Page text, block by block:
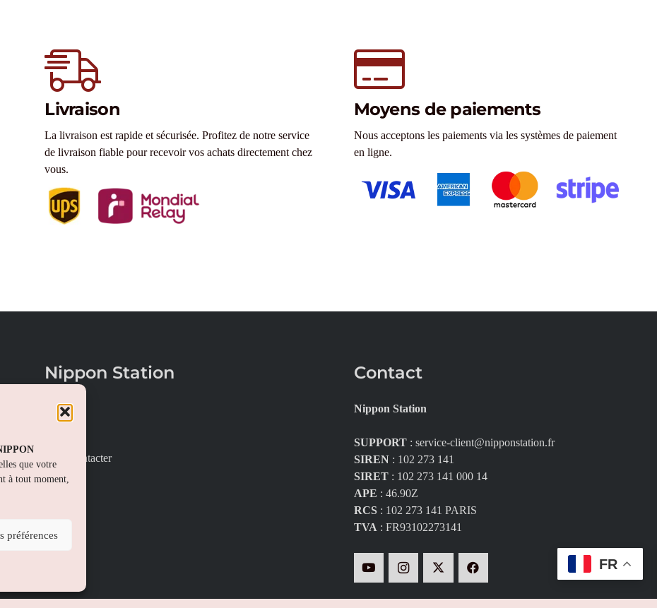
que votre
à tout moment,
préférences
Livraison
La livraison est rapide et sécurisée. Profitez de notre service
de livraison fiable pour recevoir vos achats directement chez
vous.
Moyens de paiements
Nous acceptons les paiements via les systèmes de paiement
en ligne.
Nippon Station
À propos
Nous contacter
Contact
Nippon Station
SUPPORT: service-client@nipponstation.fr
SIREN: 102 273 141
SIRET: 102 273 141 000 14
APE : 46.90Z
RCS: 102 273 141 PARIS
TVA: FR93102273141
FR